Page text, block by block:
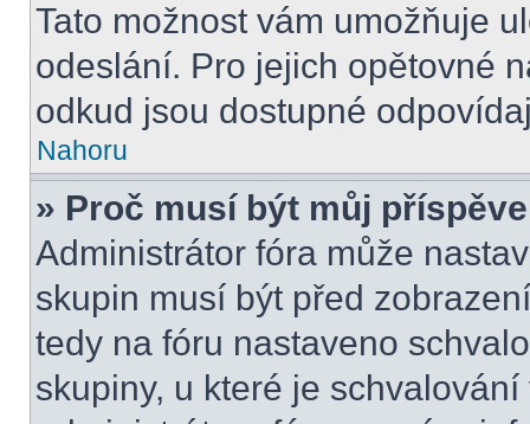
Tato možnost vám umožňuje
odeslání. Pro jejich opětovné
odkud jsou dostupné
Nahoru
» Proč musí být můj
Administrátor fóra může
skupin musí být před
tedy na fóru nastaveno
skupiny, u které je